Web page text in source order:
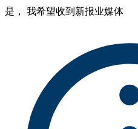
是， 我希望收到新报业媒体